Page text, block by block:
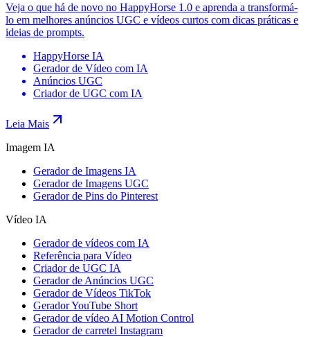
Veja o que há de novo no HappyHorse 1.0 e aprenda a transformá-
lo em melhores anúncios UGC e vídeos curtos com dicas práticas e
ideias de prompts.
HappyHorse IA
Gerador de Vídeo com IA
Anúncios UGC
Criador de UGC com IA
Leia Mais
Imagem IA
Gerador de Imagens IA
Gerador de Imagens UGC
Gerador de Pins do Pinterest
Vídeo IA
Gerador de vídeos com IA
Referência para Vídeo
Criador de UGC IA
Gerador de Anúncios UGC
Gerador de Vídeos TikTok
Gerador YouTube Short
Gerador de vídeo AI Motion Control
Gerador de carretel Instagram